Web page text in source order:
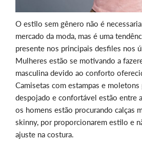
O estilo sem gênero não é
mercado da moda, mas é uma
presente nos principais desfiles nos
Mulheres estão se motivando a
masculina devido ao conforto
Camisetas com estampas e
despojado e confortável estão entre
os homens estão procurando calças
skinny, por proporcionarem estilo e
ajuste na costura.